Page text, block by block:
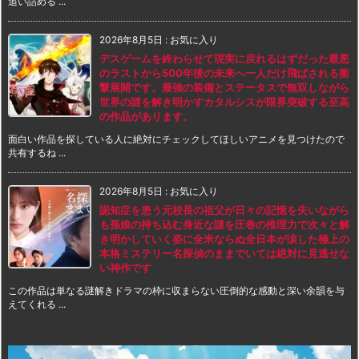
2026年8月5日 : お気に入り
デスゲームを終わらせて現実に戻れるはずだった最悪
のラストから500年後の未来へ一人だけ飛ばされる衝
撃展開です。最強の装備とステータスで無双しながら
世界の謎を解き明かすカタルシスが限界突破する至高
の作品があります。
面白い作品を探している人に絶対にチェックしてほしいアニメを見つけたので
共有するね ...
2026年8月5日 : お気に入り
認知症を患う元校長の祖父が日々の記憶を失いながら
も孫娘の持ち込む身近な謎を圧巻の推理力で次々と解
き明かしていく姿に全米ならぬ全日本が涙した極上の
本格ミステリー名探偵のままでいては絶対に見逃せな
い神作です
この作品は単なる謎解きドラマの枠に収まらない圧倒的な感動と深い余韻を与
えてくれる ...